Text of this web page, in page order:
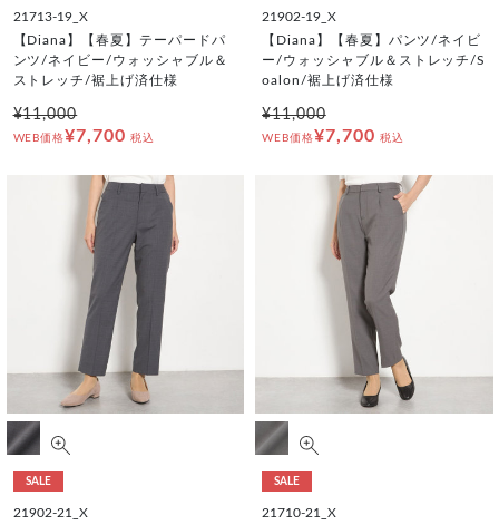
21713-19_X
【Diana】【春夏】テーパードパ
ンツ/ネイビー/ウォッシャブル＆
ストレッチ/裾上げ済仕様
¥11,000
WEB価格¥7,700 税込
21902-19_X
【Diana】【春夏】パンツ/ネイビ
ー/ウォッシャブル＆ストレッチ/S
oalon/裾上げ済仕様
¥11,000
WEB価格¥7,700 税込
SALE
21902-21_X
SALE
21710-21_X